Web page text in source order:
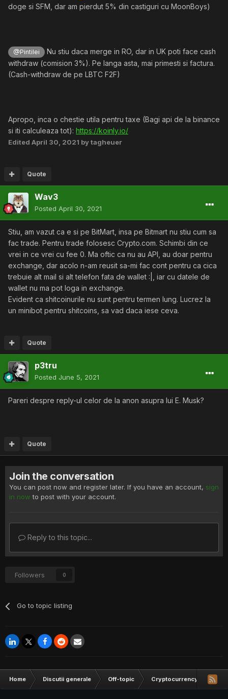
doge si SFM, dar am pierdut 5% din castiguri cu MoonBoys)
@Pintilei
Nu stiu daca merge in RO, dar in UK poti face cash
withdraw (comision 3%). Pe langa asta, mai primesti si factura.
(Cash-withdraw de pe LBTC F2F)
Apropo, inca o chestie utila pentru taxe (Bagi api de la binance
si iti calculeaza tot): https://koinly.io/
Edited April 30, 2021 by tagheuer
Quote
Wav3
Posted April 30, 2021
Stiu, am vazut ca e si pe BitMart, insa pe Bitmart nu stiu cum sa
fac trade. Pentru trade folosesc Crypto.com. Schimbi din ce
vrei in ce vrei cu fee 0. Ma oftic ca nu au API, au doar pentru
exchange, dar acolo n-am reusit sa-mi fac cont pentru ca cica
trebuie alt mail si alt telefon fata de wallet :|, iar cu datele de
wallet nu ma pot loga in exchange.
Evident ca shitcoinurile nu sunt pentru termen lung. Lucrez la
un minibot pentru shitcoins, sa vad daca iese ceva.
Quote
p3tru
Posted June 5, 2021
Pareri despre reply-ul celor de la anon asupra lui E. Musk?
Quote
Join the conversation
You can post now and register later. If you have an account, sign
in now to post with your account.
Reply to this topic...
Followers 0
Go to topic listing
Home Discutii generale Off-topic Cryptocurrency